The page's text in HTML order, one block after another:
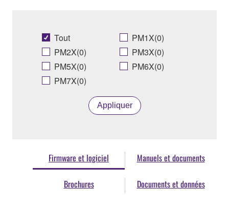
Tout
PM1X(0)
PM2X(0)
PM3X(0)
PM5X(0)
PM6X(0)
PM7X(0)
Appliquer
Firmware et logiciel Manuels et documents
Brochures Documents et données